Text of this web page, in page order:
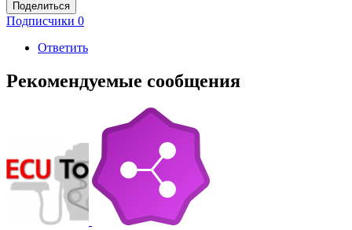
Поделиться
Подписчики 0
Ответить
Рекомендуемые сообщения